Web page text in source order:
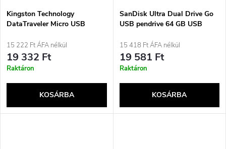
Kingston Technology
DataTraveler Micro USB
3.2 Gen 1 (3.1 Gen 1) Ezüst
15 222 Ft ÁFA nélkül
19 332 Ft
Raktáron
KOSÁRBA
SanDisk Ultra Dual Drive Go
USB pendrive 64 GB USB
1 (3.1 Gen 1) Fekete
15 418 Ft ÁFA nélkül
19 581 Ft
Raktáron
KOSÁRBA